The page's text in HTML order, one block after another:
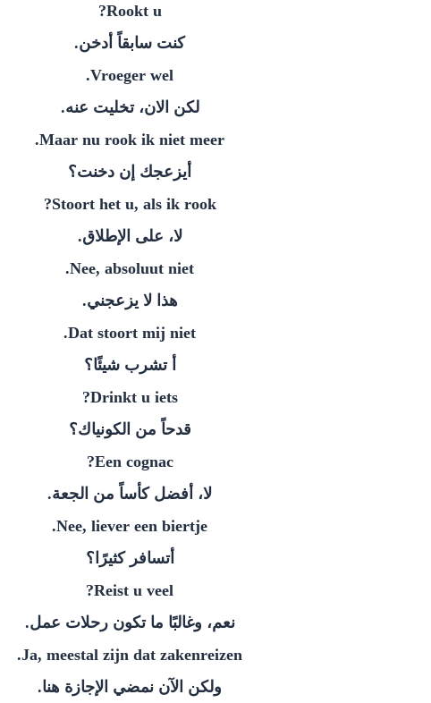
Rookt u?
‫كنت سابقاً أدخن.‬
Vroeger wel.
‫لكن الان، تخليت عنه.‬
Maar nu rook ik niet meer.
‫أيزعجك إن دخنت؟‬
Stoort het u, als ik rook?
‫لا، على الإطلاق.‬
Nee, absoluut niet.
‫هذا لا يزعجني.‬
Dat stoort mij niet.
‫أ تشرب شيئًا؟‬
Drinkt u iets?
‫قدحاً من الكونياك؟‬
Een cognac?
‫لا، أفضل كأساً من الجعة.‬
Nee, liever een biertje.
‫أتسافر كثيرًا؟‬
Reist u veel?
‫نعم، وغالبًا ما تكون رحلات عمل.‬
Ja, meestal zijn dat zakenreizen.
‫ولكن الآن نمضي الإجازة هنا.‬